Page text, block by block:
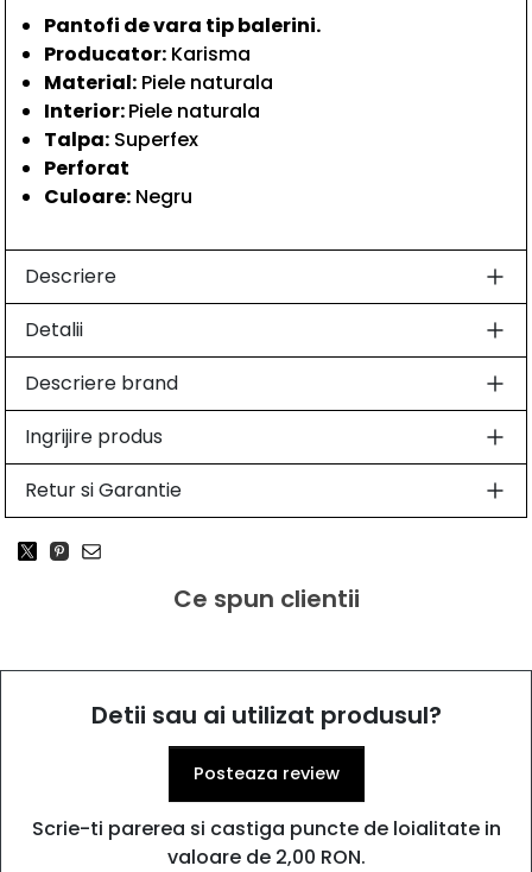
Pantofi de vara tip balerini.
Producator: Karisma
Material: Piele naturala
Interior:Piele naturala
Talpa: Superfex
Perforat
Culoare: Negru
Descriere
Detalii
Descriere brand
Ingrijire produs
Retur si Garantie
Ce spun clientii
Detii sau ai utilizat produsul?
Posteaza review
Scrie-ti parerea si castiga puncte de loialitate in
valoare de 2,00 RON.